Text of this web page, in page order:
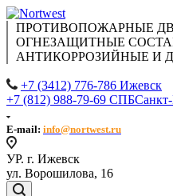
ПРОТИВОПОЖАРНЫЕ
ОГНЕЗАЩИТНЫЕ
АНТИКОРРОЗИЙНЫЕ И
+7 (3412) 776-786 Ижевск
+7 (812) 988-79-69 СПБ
E-mail: info@nortwest.ru
УР. г. Ижевск
ул. Ворошилова, 16